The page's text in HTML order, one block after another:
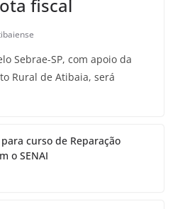
fiscal
Sebrae-SP, com apoio da
Rural de Atibaia, será
curso de Reparação
o SENAI